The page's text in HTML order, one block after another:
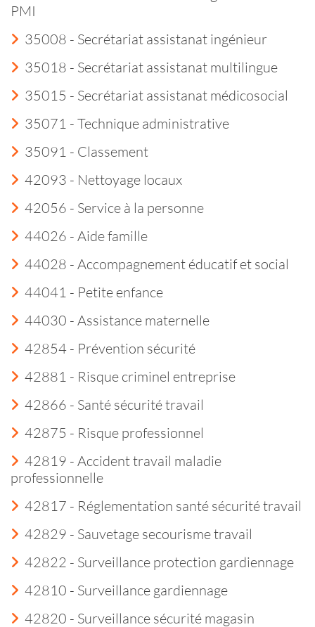
PMI
35008 - Secrétariat assistanat ingénieur
35018 - Secrétariat assistanat multilingue
35015 - Secrétariat assistanat médicosocial
35071 - Technique administrative
35091 - Classement
42093 - Nettoyage locaux
42056 - Service à la personne
44026 - Aide famille
44028 - Accompagnement éducatif et social
44041 - Petite enfance
44030 - Assistance maternelle
42854 - Prévention sécurité
42881 - Risque criminel entreprise
42866 - Santé sécurité travail
42875 - Risque professionnel
42819 - Accident travail maladie
professionnelle
42817 - Réglementation santé sécurité travail
42829 - Sauvetage secourisme travail
42822 - Surveillance protection gardiennage
42810 - Surveillance gardiennage
42820 - Surveillance sécurité magasin